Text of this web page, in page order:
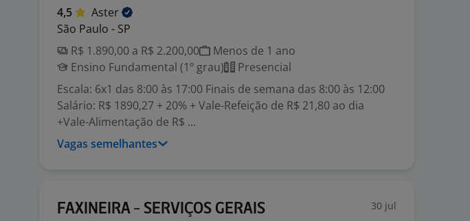
4,5
Aster
São Paulo - SP
R$ 1.890,00 a R$ 2.200,00
Menos de 1 ano
Ensino Fundamental (1º grau)
Presencial
Escala: 6x1 das 8:00 às 17:00 Finais de semana das 8:00 às 12:00
Salário: R$ 1890,27 + 20% + Vale-Refeição de R$ 21,80 ao dia
+Vale-Alimentação de R$ ...
Vagas semelhantes
FAXINEIRA - SERVIÇOS GERAIS 30 jul